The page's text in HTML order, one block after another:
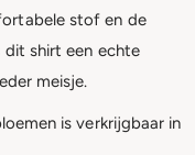
stof en de
dit shirt een echte
meisje.
is verkrijgbaar in